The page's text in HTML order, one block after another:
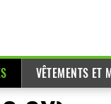
VÊTEMENTS ET